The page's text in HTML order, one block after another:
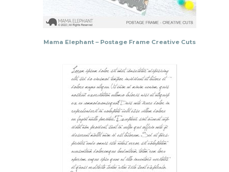
Mama Elephant – Postage Frame Creative Cuts